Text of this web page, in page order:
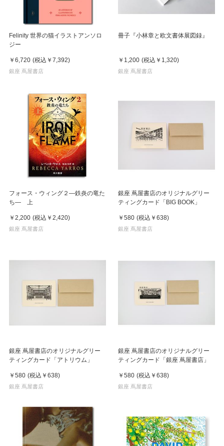
Felinity 世界の猫イラストアンソロ
ジー
￥6,720 (税込 ￥7,392)
銀座 蔦屋書店
冊子『小林章と欧文書体展図録』
￥1,200 (税込 ￥1,320)
銀座 蔦屋書店
フォース・ウィング２―鉄炎の竜た
ち― 上
￥2,200 (税込 ￥2,420)
銀座 蔦屋書店
銀座 蔦屋書店のオリジナルグリー
ティングカード「BIG BOOK」
￥580 (税込 ￥638)
銀座 蔦屋書店
銀座 蔦屋書店のオリジナルグリー
ティングカード「アトリウム」
￥580 (税込 ￥638)
銀座 蔦屋書店
銀座 蔦屋書店のオリジナルグリー
ティングカード「銀座 蔦屋書店」
￥580 (税込 ￥638)
銀座 蔦屋書店